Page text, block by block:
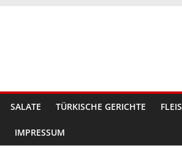
SALATE TÜRKISCHE GERICHTE
IMPRESSUM